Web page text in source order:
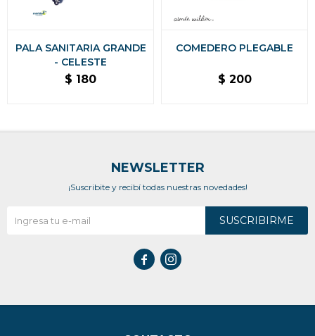
PALA SANITARIA GRANDE
- CELESTE
$ 180
COMEDERO PLEGABLE
$ 200
NEWSLETTER
¡Suscribite y recibí todas nuestras novedades!
SUSCRIBIRME
 